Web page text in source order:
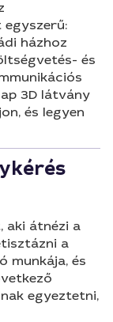
házhoz
és
3D látvány
és legyen
aki átnézi a
a
munkája, és
egyeztetni,